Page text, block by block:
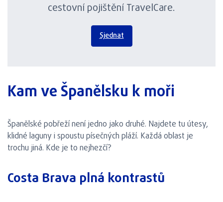
cestovní pojištění TravelCare.
Sjednat
Kam ve Španělsku k moři
Španělské pobřeží není jedno jako druhé. Najdete tu útesy,
klidné laguny i spoustu písečných pláží. Každá oblast je
trochu jiná. Kde je to nejhezčí?
Costa Brava plná kontrastů